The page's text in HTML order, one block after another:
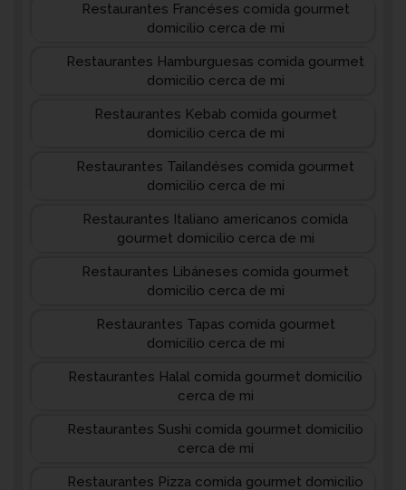
Restaurantes Francéses comida gourmet
domicilio cerca de mi
Restaurantes Hamburguesas comida gourmet
domicilio cerca de mi
Restaurantes Kebab comida gourmet
domicilio cerca de mi
Restaurantes Tailandéses comida gourmet
domicilio cerca de mi
Restaurantes Italiano americanos comida
gourmet domicilio cerca de mi
Restaurantes Libáneses comida gourmet
domicilio cerca de mi
Restaurantes Tapas comida gourmet
domicilio cerca de mi
Restaurantes Halal comida gourmet domicilio
cerca de mi
Restaurantes Sushi comida gourmet domicilio
cerca de mi
Restaurantes Pizza comida gourmet domicilio